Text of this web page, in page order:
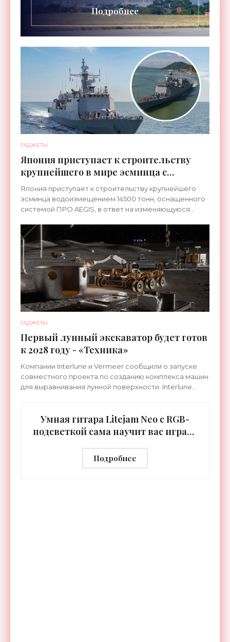
Подробнее
ГАДЖЕТЫ
Япония приступает к строительству
крупнейшего в мире эсминца с
системой ПРО AEGIS - «Оружие»
Япония приступает к строительству крупнейшего
эсминца водоизмещением 14500 тонн, оснащенного
системой ПРО AEGIS, в ответ на изменяющуюся
ракетные
ГАДЖЕТЫ
Первый лунный экскаватор будет готов
к 2028 году - «Техника»
Компании Interlune и Vermeer сообщили о запуске
совместного проекта по созданию комплекса машин
для выравнивания лунной поверхности. Interlune
Умная гитара Litejam Neo с RGB-
подсветкой сама научит вас играть
Подробнее